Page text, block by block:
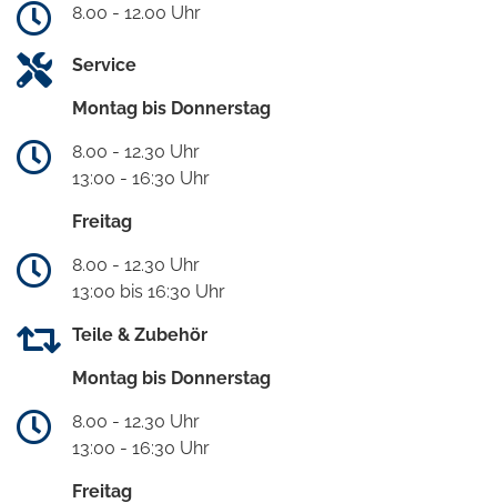
8.00 - 12.00 Uhr
Service
Montag bis Donnerstag
8.00 - 12.30 Uhr
13:00 - 16:30 Uhr
Freitag
8.00 - 12.30 Uhr
13:00 bis 16:30 Uhr
Teile & Zubehör
Montag bis Donnerstag
8.00 - 12.30 Uhr
13:00 - 16:30 Uhr
Freitag